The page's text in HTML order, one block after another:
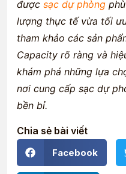
được sạc dự phòng
lượng thực tế vừa tối
tham khảo các sản
Capacity rõ ràng và
khám phá những lựa
nơi cung cấp sạc dự
bền bỉ.
Chia sẻ bài viết
Facebook